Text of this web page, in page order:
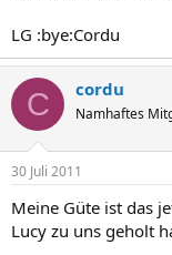
LG :bye:Cordu
C cordu
Namhaftes
30 Juli 2011
Meine Güte ist das
Lucy zu uns geholt